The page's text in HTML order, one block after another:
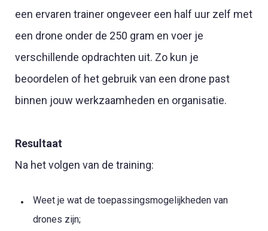
een ervaren trainer ongeveer een half uur zelf met
een drone onder de 250 gram en voer je
verschillende opdrachten uit. Zo kun je
beoordelen of het gebruik van een drone past
binnen jouw werkzaamheden en organisatie.
Resultaat
Na het volgen van de training:
Weet je wat de toepassingsmogelijkheden van
drones zijn;